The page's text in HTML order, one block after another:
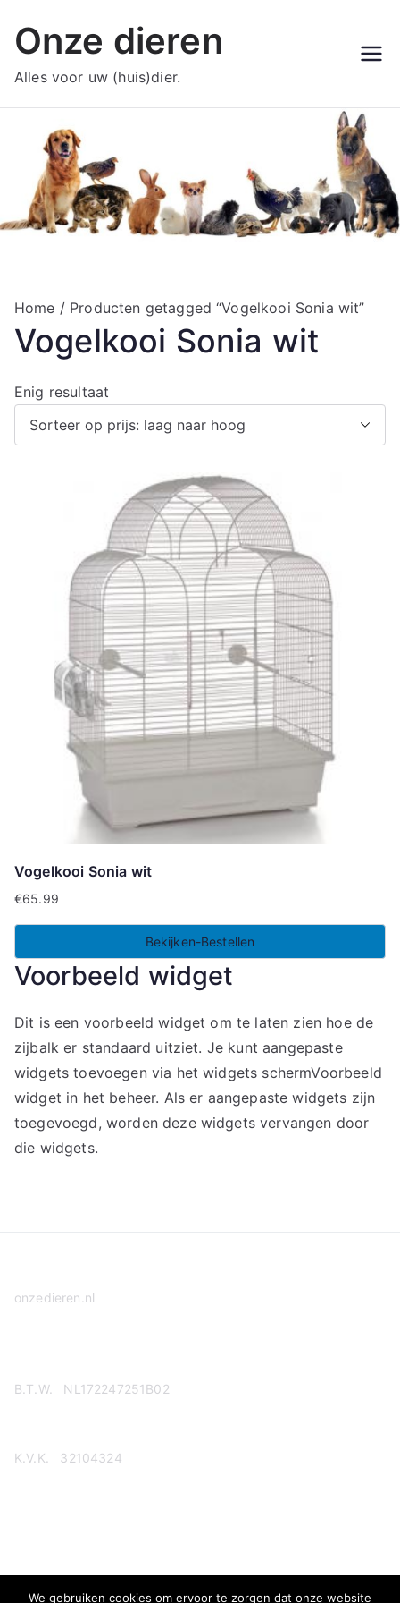
naar
inhoud
Onze dieren
Alles voor uw (huis)dier.
Home / Producten getagged “Vogelkooi Sonia wit”
Vogelkooi Sonia wit
Enig resultaat
Vogelkooi Sonia wit
€65.99
Bekijken-Bestellen
Voorbeeld widget
Dit is een voorbeeld widget om te laten zien hoe de
zijbalk er standaard uitziet. Je kunt aangepaste
widgets toevoegen via het widgets schermVoorbeeld
widget in het beheer. Als er aangepaste widgets zijn
toegevoegd, worden deze widgets vervangen door
die widgets.
onzedieren.nl
B.T.W. NL172247251B02
K.V.K. 32104324
We gebruiken cookies om ervoor te zorgen dat onze website